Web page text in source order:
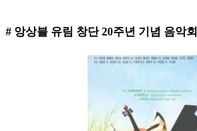
# 앙상블 유림 창단 20주년 기념 음악회